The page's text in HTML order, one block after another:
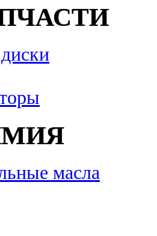
масла